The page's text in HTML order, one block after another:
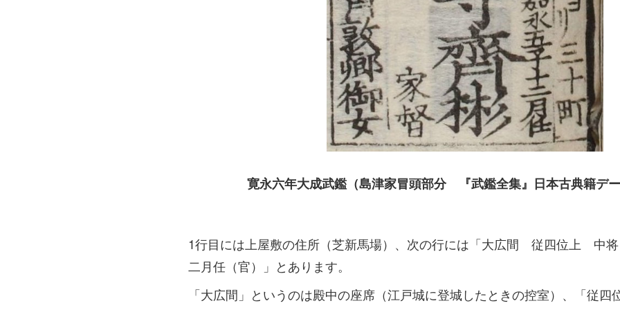
寛永六年大成武鑑（島津家冒頭部分 『武鑑全集』日本古典籍デ
1行目には上屋敷の住所（芝新馬場）、次の行には「大広間 従四位上 中
二月任（官）」とあります。
「大広間」というのは殿中の座席（江戸城に登城したときの控室）、「従四